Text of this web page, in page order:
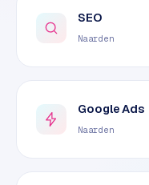
e
F
t
s
SEO
Naarden
Google Ads
Naarden